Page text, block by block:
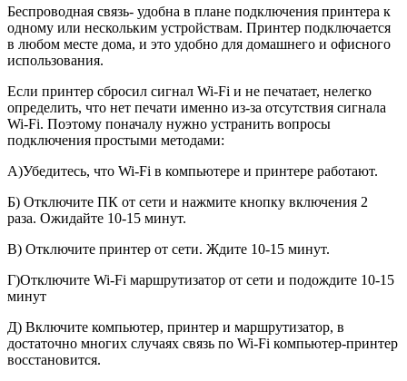
Беспроводная связь- удобна в плане подключения принтера к
одному или нескольким устройствам. Принтер подключается
в любом месте дома, и это удобно для домашнего и офисного
использования.
Если принтер сбросил сигнал Wi-Fi и не печатает, нелегко
определить, что нет печати именно из-за отсутствия сигнала
Wi-Fi. Поэтому поначалу нужно устранить вопросы
подключения простыми методами:
А)Убедитесь, что Wi-Fi в компьютере и принтере работают.
Б) Отключите ПК от сети и нажмите кнопку включения 2
раза. Ожидайте 10-15 минут.
В) Отключите принтер от сети. Ждите 10-15 минут.
Г)Отключите Wi-Fi маршрутизатор от сети и подождите 10-15
минут
Д) Включите компьютер, принтер и маршрутизатор, в
достаточно многих случаях связь по Wi-Fi компьютер-принтер
восстановится.